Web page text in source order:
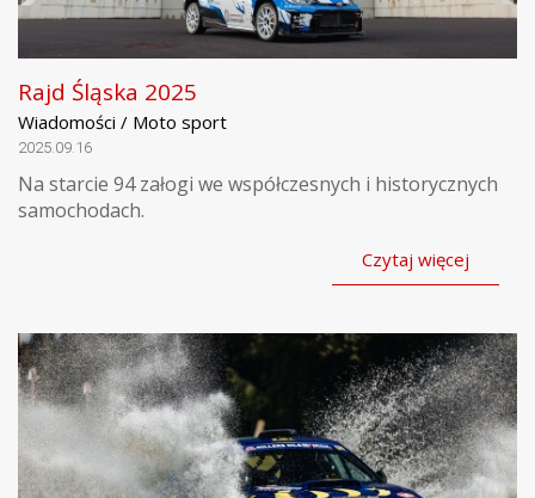
Rajd Śląska 2025
Wiadomości / Moto sport
2025.09.16
Na starcie 94 załogi we współczesnych i historycznych
samochodach.
Czytaj więcej